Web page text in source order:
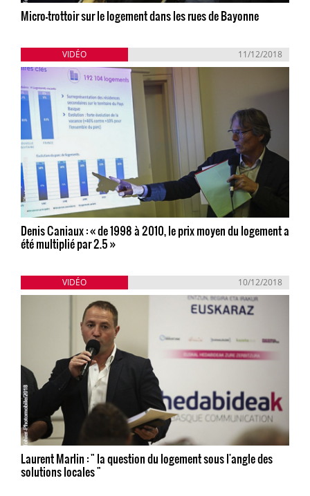
Micro-trottoir sur le logement dans les rues de Bayonne
VIDÉO 11/12/2018
Denis Caniaux : « de 1998 à 2010, le prix moyen du logement a
été multiplié par 2.5 »
VIDÉO 10/12/2018
Laurent Marlin : " la question du logement sous l'angle des
solutions locales "